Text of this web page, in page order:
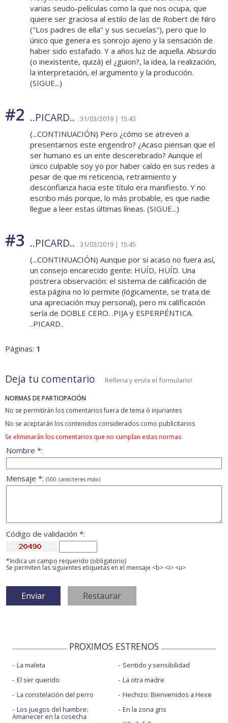
varias seudo-películas como la que nos ocupa, que
quiere ser graciosa al estilo de las de Robert de Niro
("Los padres de ella" y sus secuelas"), pero que lo
único que genera es sonrojo ajeno y la sensación de
haber sido estafado. Y a años luz de aquella. Absurdo
(o inexistente, quizá) el ¿guion?, la idea, la realización,
la interpretación, el argumento y la producción.
(SIGUE...)
#2 ..PICARD.. 31/03/2019 | 15:43
(...CONTINUACIÓN) Pero ¿cómo se atreven a
presentarnos este engendro? ¿Acaso piensan que el
ser humano es un ente descerebrado? Aunque el
único culpable soy yo por haber caído en sus redes a
pesar de que mi reticencia, retraimiento y
desconfianza hacia este título era manifiesto. Y no
escribo más porque, lo más probable, es que nadie
llegue a leer estas últimas líneas. (SIGUE...)
#3 ..PICARD.. 31/03/2019 | 15:45
(...CONTINUACIÓN) Aunque por si acaso no fuera así,
un consejo encarecido gente: HUÍD, HUÍD. Una
postrera observación: el sistema de calificación de
esta página no lo permite (lógicamente, se trata de
una apreciación muy personal), pero mi calificación
sería de DOBLE CERO. .PIJA y ESPERPÉNTICA.
..PICARD..
Páginas: 1
Deja tu comentario Rellena y envía el formulario!
NORMAS DE PARTICIPACIÓN
No se permitirán los comentarios fuera de tema ó injuriantes
No se aceptarán los contenidos considerados como publicitarios
Se eliminarán los comentarios que no cumplan estas normas
Nombre *:
Mensaje *: (500 caracteres máx)
Código de validación *:
*Indica un campo requerido (obligatorio)
Se permiten las siguientes etiquetas en el mensaje <b> <i> <u>
PROXIMOS ESTRENOS
La maleta
El ser querido
La constelación del perro
Los juegos del hambre:
Amanecer en la cosecha
Sentido y sensibilidad
La otra madre
Hechizo: Bienvenidos a Hexe
En la zona gris